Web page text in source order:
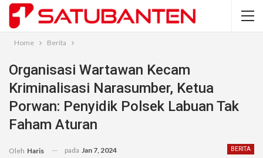
Home Berita
Organisasi Wartawan Kecam
Kriminalisasi Narasumber, Ketua
Porwan: Penyidik Polsek Labuan Tak
Faham Aturan
BERITA
Oleh Haris pada Jan 7, 2024